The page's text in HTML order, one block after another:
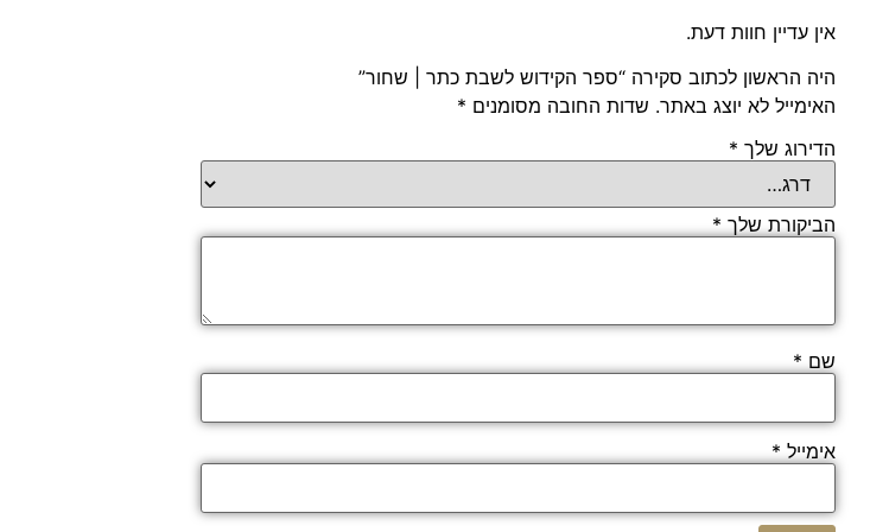
אין עדיין חוות דעת.
היה הראשון לכתוב סקירה “ספר הקידוש לשבת כתר | שחור”
האימייל לא יוצג באתר. שדות החובה מסומנים *
הדירוג שלך *
הביקורת שלך *
שם *
אימייל *